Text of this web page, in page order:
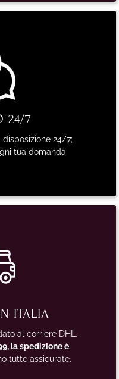
24/7
disposizione 24/7;
tua domanda
ITALIA
al corriere DHL.
la spedizione è
tutte assicurate.